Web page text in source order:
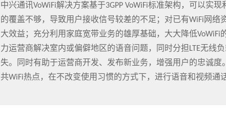
中兴通讯VoWiFi解决方案基于3GPP VoWiFi标准架构，可以实
的覆盖不够，导致用户接收信号较差的不足；对已有WiFi网
大效益；充分利用家庭宽带业务的雄厚基础，大大降低VoWiFi
力运营商解决室内或偏僻地区的语音问题，同时分担LTE无线
失。同时有助于运营商开发、发布新业务，增强用户的忠诚
共WiFi热点，在不改变使用习惯的方式下，进行语音和视频通